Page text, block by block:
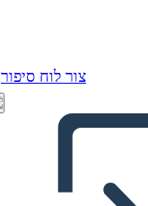
צור לוח סיפור